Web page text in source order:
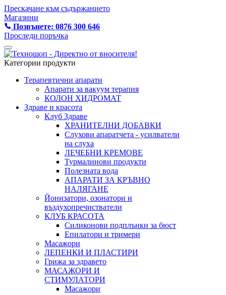
Прескачане към съдържанието
Магазини
Позвънете: 0876 300 646
Проследи поръчка
Категории продукти
Терапевтични апарати
Апарати за вакуум терапия
КОЛОН ХИДРОМАТ
Здраве и красота
Клуб Здраве
ХРАНИТЕЛНИ ДОБАВКИ
Слухови апаратчета - усилватели
на слуха
ЛЕЧЕБНИ КРЕМОВЕ
Турмалинови продукти
Полезната вода
АПАРАТИ ЗА КРЪВНО
НАЛЯГАНЕ
Йонизатори, озонатори и
въздухопречистватели
КЛУБ КРАСОТА
Силиконови подплънки за бюст
Епилатори и тримери
Масажори
ЛЕПЕНКИ И ПЛАСТИРИ
Грижа за здравето
МАСАЖОРИ И
СТИМУЛАТОРИ
Масажори